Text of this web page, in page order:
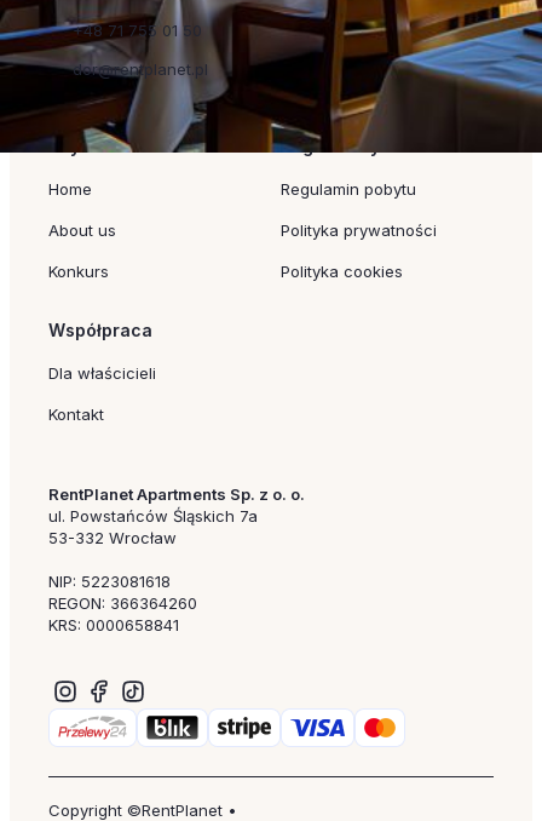
+48 71 755 01 50
dor@rentplanet.pl
Szybkie linki
Home
About us
Konkurs
Regulaminy
Regulamin pobytu
Polityka prywatności
Polityka cookies
Współpraca
Dla właścicieli
Kontakt
RentPlanet Apartments Sp. z o. o.
ul. Powstańców Śląskich 7a
53-332 Wrocław
NIP: 5223081618
REGON: 366364260
KRS: 0000658841
Copyright ©RentPlanet •